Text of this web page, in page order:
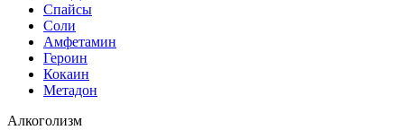
Спайсы
Соли
Амфетамин
Героин
Кокаин
Метадон
Алкоголизм